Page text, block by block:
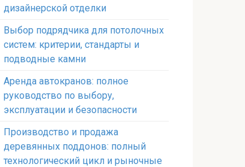
дизайнерской отделки
Выбор подрядчика для потолочных
систем: критерии, стандарты и
подводные камни
Аренда автокранов: полное
руководство по выбору,
эксплуатации и безопасности
Производство и продажа
деревянных поддонов: полный
технологический цикл и рыночные